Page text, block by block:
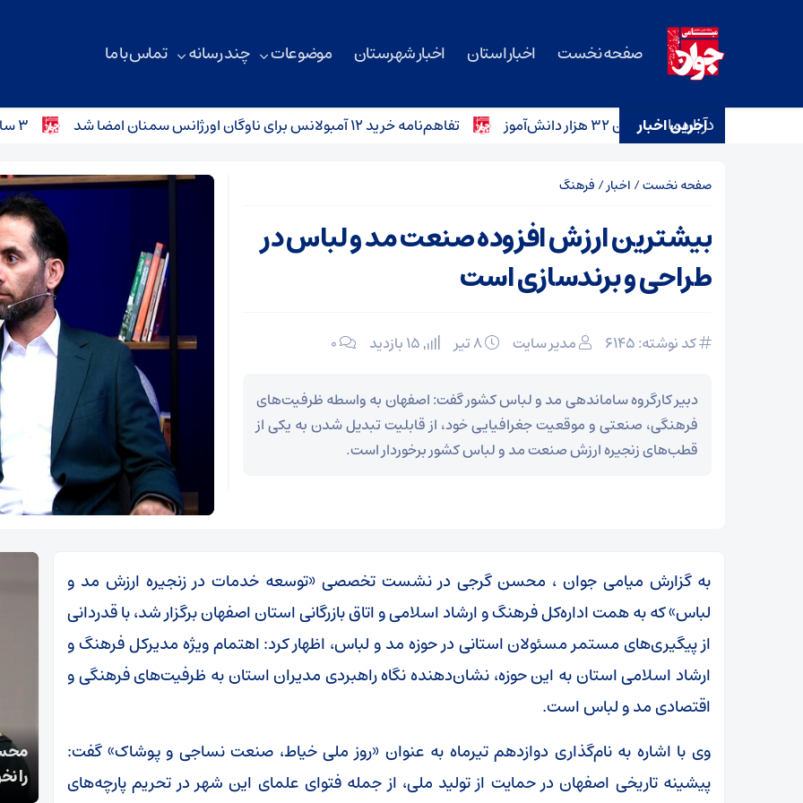
صفحه نخست اخبار استان اخبار شهرستان موضوعات چند رسانه تماس با ما
درباره ما
آخرین اخبار تفاهم‌نامه خرید ۱۲ آمبولانس برای ناوگان اورژانس سمنان امضا شد ۳ سانحه رانندگی در محورهای استان سمنان؛ کودک ۴ ساله جان باخت
صفحه نخست/ اخبار/ فرهنگ
بیشترین ارزش افزوده صنعت مد و لباس در
طراحی و برندسازی است
کد نوشته: 6145 مدیر سایت ۰
دبیر کارگروه ساماندهی مد و لباس کشور گفت: اصفهان به واسطه ظرفیت‌های
فرهنگی، صنعتی و موقعیت جغرافیایی خود، از قابلیت تبدیل شدن به یکی از
قطب‌های زنجیره ارزش صنعت مد و لباس کشور برخوردار است.
به گزارش میامی جوان ، محسن گرجی در نشست تخصصی «توسعه خدمات در زنجیره ارزش مد و
لباس» که به همت اداره‌کل فرهنگ و ارشاد اسلامی و اتاق بازرگانی استان اصفهان برگزار شد، با قدردانی
از پیگیری‌های مستمر مسئولان استانی در حوزه مد و لباس، اظهار کرد: اهتمام ویژه مدیرکل فرهنگ و
ارشاد اسلامی استان به این حوزه، نشان‌دهنده نگاه راهبردی مدیران استان به ظرفیت‌های فرهنگی و
اقتصادی مد و لباس است.
وی با اشاره به نام‌گذاری دوازدهم تیرماه به عنوان «روز ملی خیاط، صنعت نساجی و پوشاک» گفت:
پیشینه تاریخی اصفهان در حمایت از تولید ملی، از جمله فتوای علمای این شهر در تحریم پارچه‌های
عراقچی در پیامی درگذشت ابوالقاسم قاسم‌زاده را
تسلیت گفت
قالیباف: انتشار اخبار جعلی توسط ترامپ یک
استراتژی شکست خورده است
را